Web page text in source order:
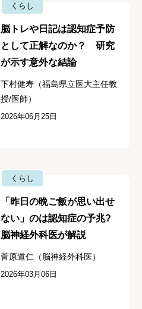
くらし
脳トレや日記は認知症予防
として正解なのか？ 研究
が示す意外な結論
下村健寿（福島県立医大主任教
授/医師）
2026年06月25日
くらし
「昨日の晩ご飯が思い出せ
ない」のは認知症の予兆?
脳神経外科医が解説
菅原道仁（脳神経外科医）
2026年03月06日